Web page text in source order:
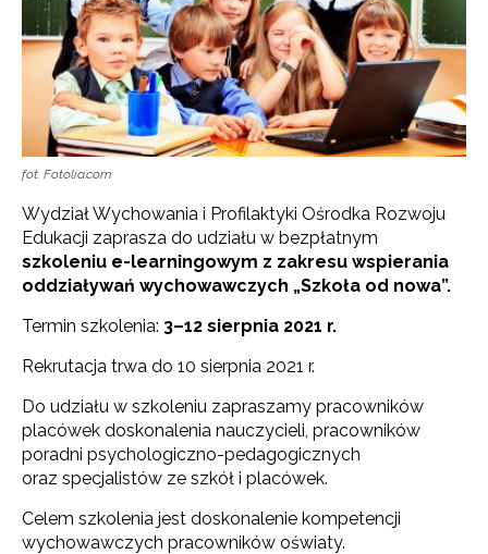
fot. Fotolia.com
Wydział Wychowania i Profilaktyki Ośrodka Rozwoju
Edukacji zaprasza do udziału w bezpłatnym
szkoleniu e-learningowym z zakresu wspierania
oddziaływań wychowawczych „Szkoła od nowa”.
Termin szkolenia: 3–12 sierpnia 2021 r.
Rekrutacja trwa do 10 sierpnia 2021 r.
Do udziału w szkoleniu zapraszamy pracowników
placówek doskonalenia nauczycieli, pracowników
poradni psychologiczno-pedagogicznych
oraz specjalistów ze szkół i placówek.
Celem szkolenia jest doskonalenie kompetencji
wychowawczych pracowników oświaty.